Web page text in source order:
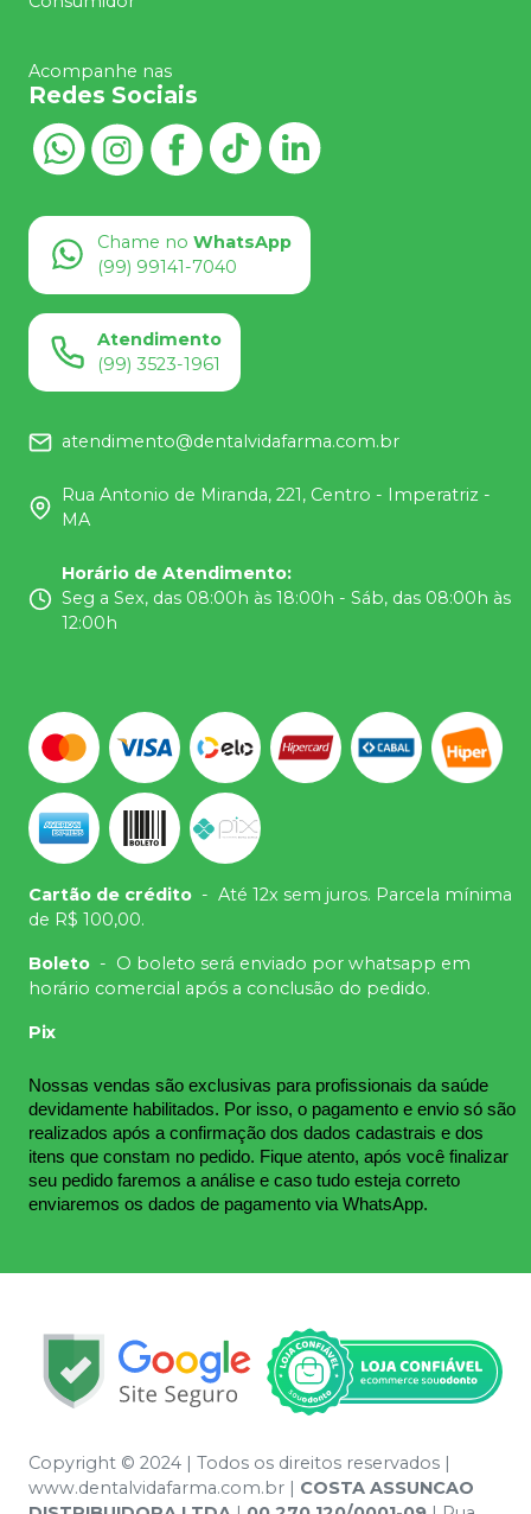
Acompanhe nas
Redes Sociais
Chame no WhatsApp
(99) 99141-7040
Atendimento
(99) 3523-1961
atendimento@dentalvidafarma.com.br
Rua Antonio de Miranda, 221, Centro - Imperatriz -
MA
Horário de Atendimento:
Seg a Sex, das 08:00h às 18:00h - Sáb, das 08:00h às
12:00h
Cartão de crédito - Até 12x sem juros. Parcela mínima
de R$ 100,00.
Boleto - O boleto será enviado por whatsapp em
horário comercial após a conclusão do pedido.
Pix
Nossas vendas são exclusivas para profissionais da saúde
devidamente habilitados. Por isso, o pagamento e envio só são
realizados após a confirmação dos dados cadastrais e dos
itens que constam no pedido. Fique atento, após você finalizar
seu pedido faremos a análise e caso tudo esteja correto
enviaremos os dados de pagamento via WhatsApp.
Copyright © 2024 | Todos os direitos reservados |
www.dentalvidafarma.com.br | COSTA ASSUNCAO